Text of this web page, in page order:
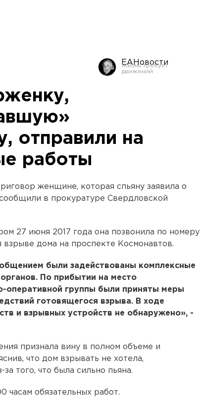
ЕАНовости
отправили на
работы
женщине, которая спьяну заявила о
в прокуратуре Свердловской
27 июня 2017 года она позвонила по номеру
взрыве дома на проспекте Космонавтов.
были задействованы комплексные
По прибытии на место
оперативной группы были приняты меры
готовящегося взрыва. В ходе
и взрывных устройств не обнаружено», -
признала вину в полном объеме и
что дом взрывать не хотела,
того, что была сильно пьяна.
обязательных работ.